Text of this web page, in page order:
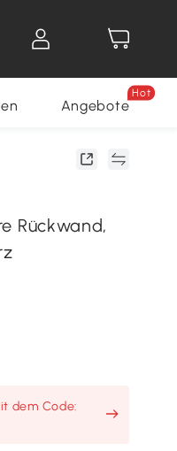
Angebote
Hot
Rückwand,
dem Code: